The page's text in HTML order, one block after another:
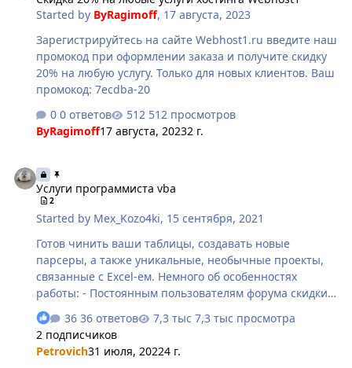
Started by ByRagimoff, 17 августа, 2023
Зарегистрируйтесь на сайте Webhost1.ru введите наш
промокод при оформлении заказа и получите скидку
20% на любую услугу. Только для новых клиентов. Ваш
промокод: 7ecdba-20
0 ответов
512 просмотров
ByRagimoff17 августа, 20232 г.
Услуги программиста vba
2
Started by Mex_Kozo4ki, 15 сентября, 2021
Готов чинить ваши таблицы, создавать новые
парсеры, а также уникальные, необычные проекты,
связанные с Excel-ем. Немного об особенностях
работы: - Постоянным пользователям форума скидки/
бонусы/акции и т.д. - 10% дохода от каждого заказа
будет перечислено администрации форума - Цена за
выполненную работу будет начинаться от 100 рублей
и выше - Первым трём обратившимся пользователям
36 ответов
7,3 тыс просмотра
2 подписчиков
Petrovich31 июля, 20224 г.